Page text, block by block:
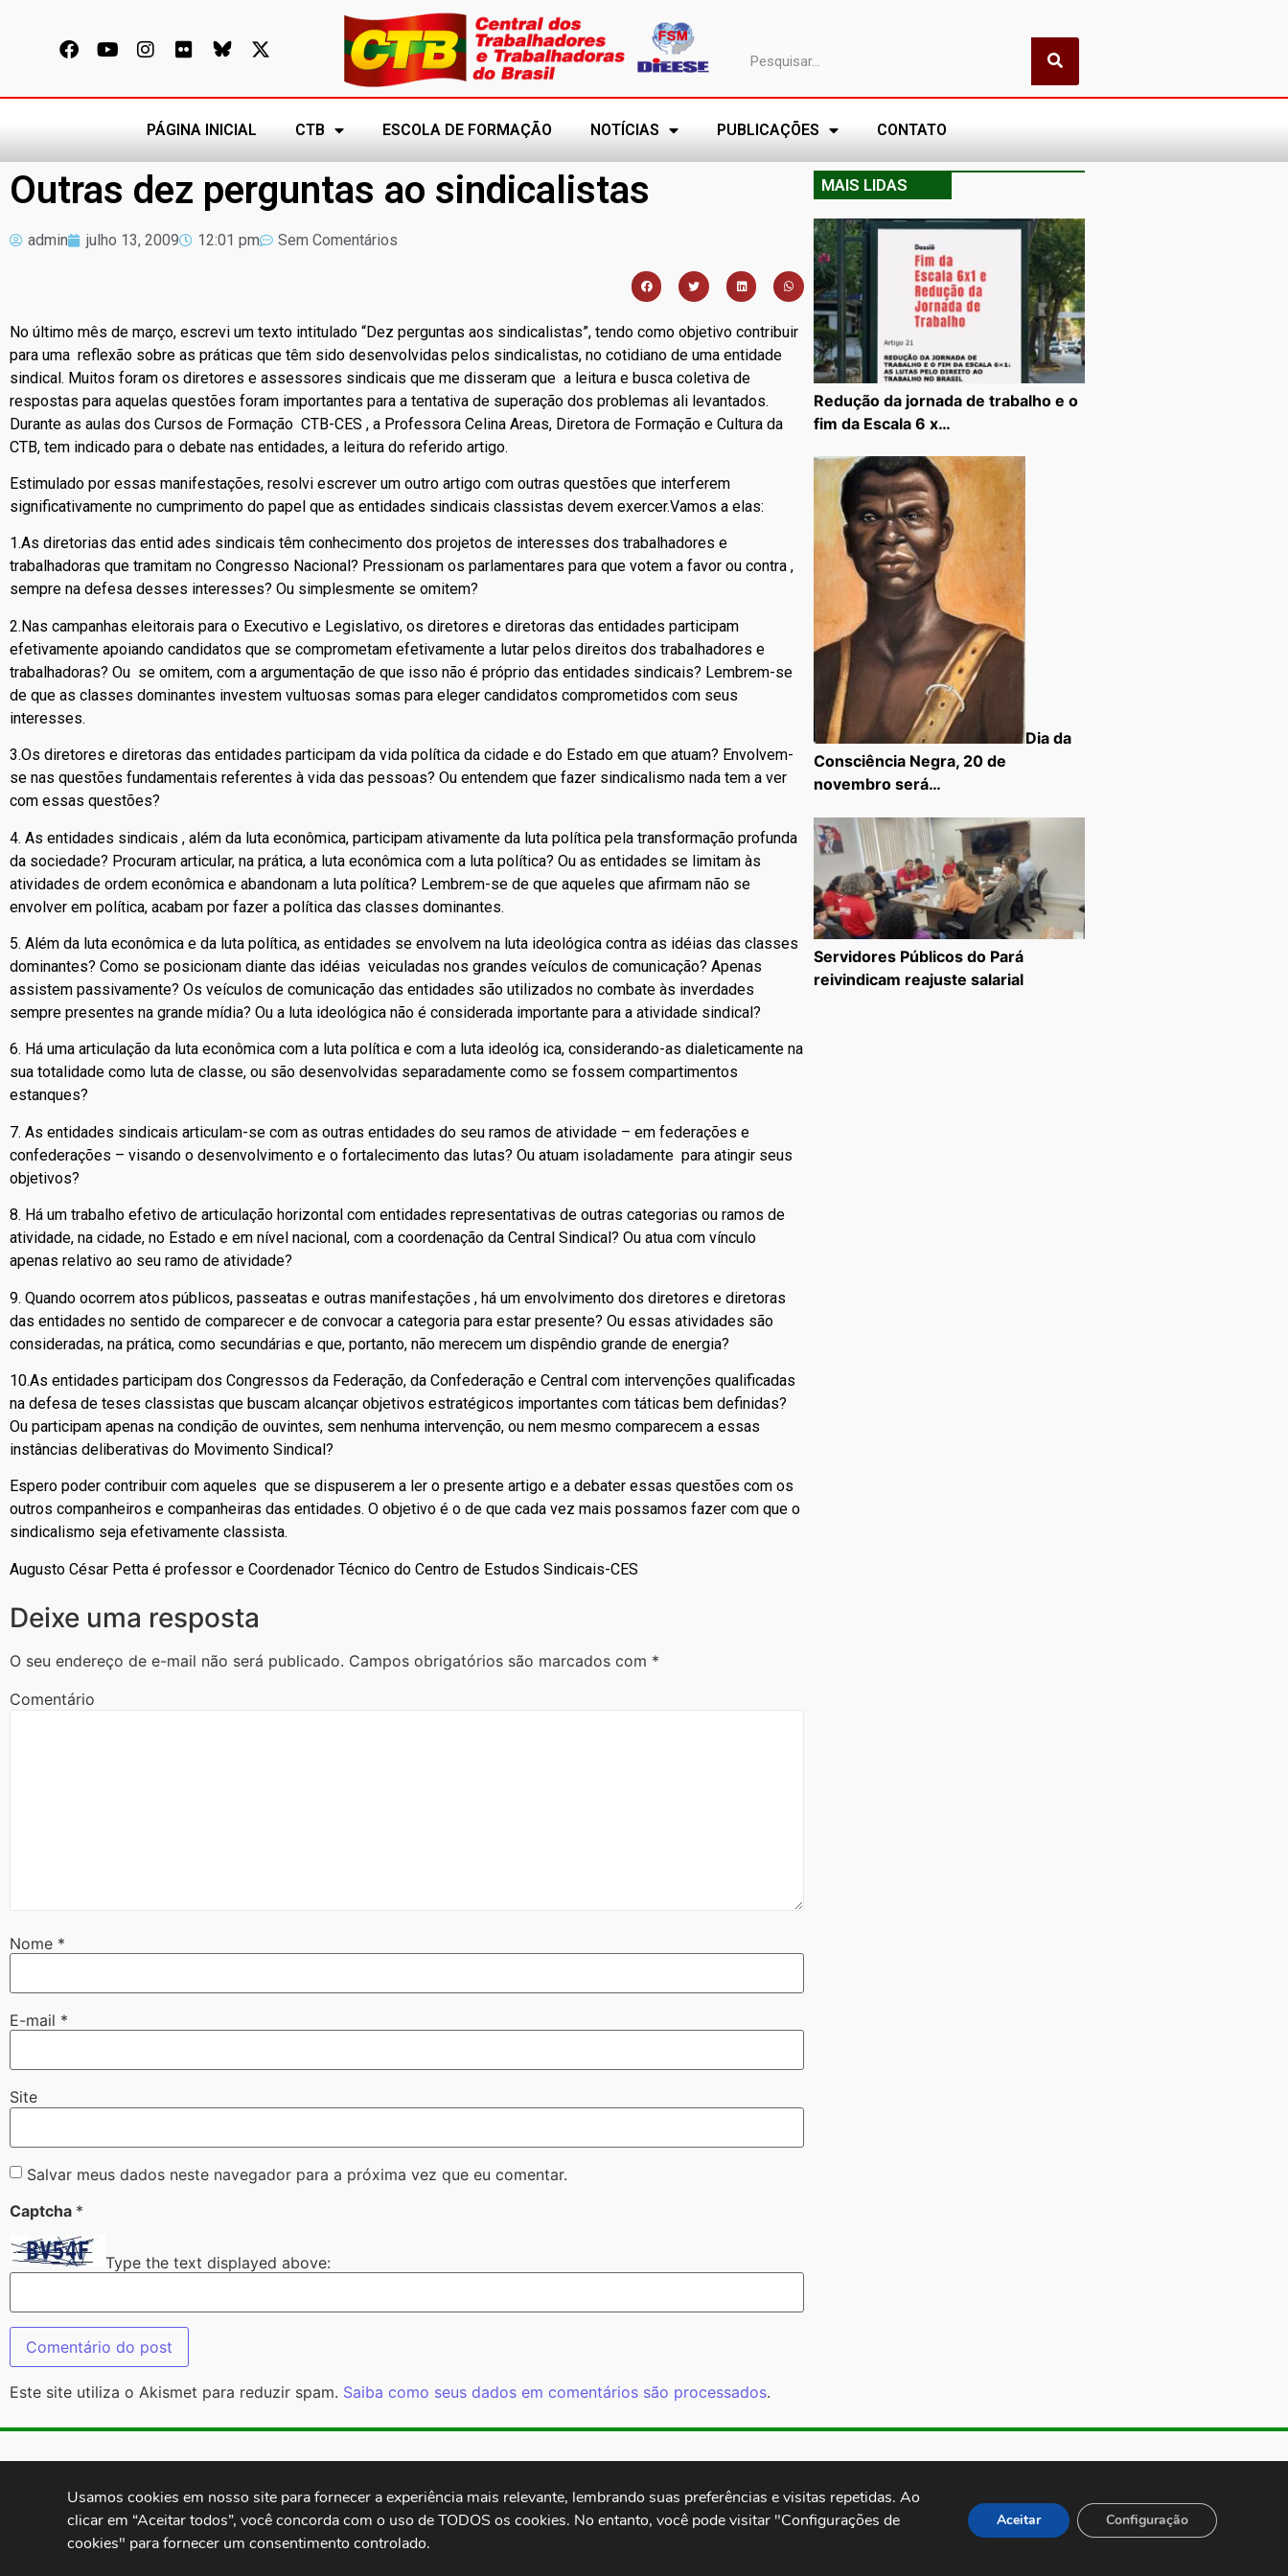
PÁGINA INICIAL CTB ESCOLA DE FORMAÇÃO NOTÍCIAS PUBLICAÇÕES CONTATO
Outras dez perguntas ao sindicalistas
admin julho 13, 2009 12:01 pm Sem Comentários
No último mês de março, escrevi um texto intitulado “Dez perguntas aos sindicalistas”, tendo como objetivo contribuir
para uma reflexão sobre as práticas que têm sido desenvolvidas pelos sindicalistas, no cotidiano de uma entidade
sindical. Muitos foram os diretores e assessores sindicais que me disseram que a leitura e busca coletiva de
respostas para aquelas questões foram importantes para a tentativa de superação dos problemas ali levantados.
Durante as aulas dos Cursos de Formação CTB-CES , a Professora Celina Areas, Diretora de Formação e Cultura da
CTB, tem indicado para o debate nas entidades, a leitura do referido artigo.
Estimulado por essas manifestações, resolvi escrever um outro artigo com outras questões que interferem
significativamente no cumprimento do papel que as entidades sindicais classistas devem exercer.Vamos a elas:
1.As diretorias das entid ades sindicais têm conhecimento dos projetos de interesses dos trabalhadores e
trabalhadoras que tramitam no Congresso Nacional? Pressionam os parlamentares para que votem a favor ou contra ,
sempre na defesa desses interesses? Ou simplesmente se omitem?
2.Nas campanhas eleitorais para o Executivo e Legislativo, os diretores e diretoras das entidades participam
efetivamente apoiando candidatos que se comprometam efetivamente a lutar pelos direitos dos trabalhadores e
trabalhadoras? Ou se omitem, com a argumentação de que isso não é próprio das entidades sindicais? Lembrem-se
de que as classes dominantes investem vultuosas somas para eleger candidatos comprometidos com seus
interesses.
3.Os diretores e diretoras das entidades participam da vida política da cidade e do Estado em que atuam? Envolvem-
se nas questões fundamentais referentes à vida das pessoas? Ou entendem que fazer sindicalismo nada tem a ver
com essas questões?
4. As entidades sindicais , além da luta econômica, participam ativamente da luta política pela transformação profunda
da sociedade? Procuram articular, na prática, a luta econômica com a luta política? Ou as entidades se limitam às
atividades de ordem econômica e abandonam a luta política? Lembrem-se de que aqueles que afirmam não se
envolver em política, acabam por fazer a política das classes dominantes.
5. Além da luta econômica e da luta política, as entidades se envolvem na luta ideológica contra as idéias das classes
dominantes? Como se posicionam diante das idéias veiculadas nos grandes veículos de comunicação? Apenas
assistem passivamente? Os veículos de comunicação das entidades são utilizados no combate às inverdades
sempre presentes na grande mídia? Ou a luta ideológica não é considerada importante para a atividade sindical?
6. Há uma articulação da luta econômica com a luta política e com a luta ideológ ica, considerando-as dialeticamente na
sua totalidade como luta de classe, ou são desenvolvidas separadamente como se fossem compartimentos
estanques?
7. As entidades sindicais articulam-se com as outras entidades do seu ramos de atividade – em federações e
confederações – visando o desenvolvimento e o fortalecimento das lutas? Ou atuam isoladamente para atingir seus
objetivos?
8. Há um trabalho efetivo de articulação horizontal com entidades representativas de outras categorias ou ramos de
atividade, na cidade, no Estado e em nível nacional, com a coordenação da Central Sindical? Ou atua com vínculo
apenas relativo ao seu ramo de atividade?
9. Quando ocorrem atos públicos, passeatas e outras manifestações , há um envolvimento dos diretores e diretoras
das entidades no sentido de comparecer e de convocar a categoria para estar presente? Ou essas atividades são
consideradas, na prática, como secundárias e que, portanto, não merecem um dispêndio grande de energia?
10.As entidades participam dos Congressos da Federação, da Confederação e Central com intervenções qualificadas
na defesa de teses classistas que buscam alcançar objetivos estratégicos importantes com táticas bem definidas?
Ou participam apenas na condição de ouvintes, sem nenhuma intervenção, ou nem mesmo comparecem a essas
instâncias deliberativas do Movimento Sindical?
Espero poder contribuir com aqueles que se dispuserem a ler o presente artigo e a debater essas questões com os
outros companheiros e companheiras das entidades. O objetivo é o de que cada vez mais possamos fazer com que o
sindicalismo seja efetivamente classista.
Augusto César Petta é professor e Coordenador Técnico do Centro de Estudos Sindicais-CES
Deixe uma resposta
O seu endereço de e-mail não será publicado. Campos obrigatórios são marcados com *
Comentário
Nome *
E-mail *
Site
Salvar meus dados neste navegador para a próxima vez que eu comentar.
Captcha *
Type the text displayed above:
Este site utiliza o Akismet para reduzir spam. Saiba como seus dados em comentários são processados.
MAIS LIDAS
Redução da jornada de trabalho e o
fim da Escala 6 x…
Dia da
Consciência Negra, 20 de
novembro será…
Servidores Públicos do Pará
reivindicam reajuste salarial
Paulo - SP - Brasil CEP: 01251-001
Usamos cookies em nosso site para fornecer a experiência mais relevante, lembrando suas preferências e visitas repetidas. Ao
clicar em “Aceitar todos”, você concorda com o uso de TODOS os cookies. No entanto, você pode visitar "Configurações de
cookies" para fornecer um consentimento controlado.
Aceitar Configuração